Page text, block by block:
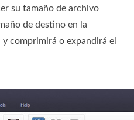
su tamaño de archivo
de destino en la
comprimirá o expandirá el